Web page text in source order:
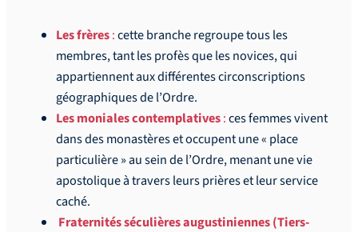
Les frères:cette branche regroupe tous les
membres, tant les profès que les novices, qui
appartiennent aux différentes circonscriptions
géographiques de l’Ordre.
Les moniales contemplatives:ces femmes vivent
dans des monastères et occupent une « place
particulière » au sein de l’Ordre, menant une vie
apostolique à travers leurs prières et leur service
caché.
Fraternités séculières augustiniennes (Tiers-